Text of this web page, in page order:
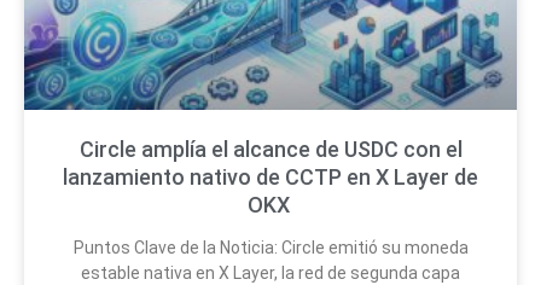
Circle amplía el alcance de USDC con el
lanzamiento nativo de CCTP en X Layer de
OKX
Puntos Clave de la Noticia: Circle emitió su moneda
estable nativa en X Layer, la red de segunda capa